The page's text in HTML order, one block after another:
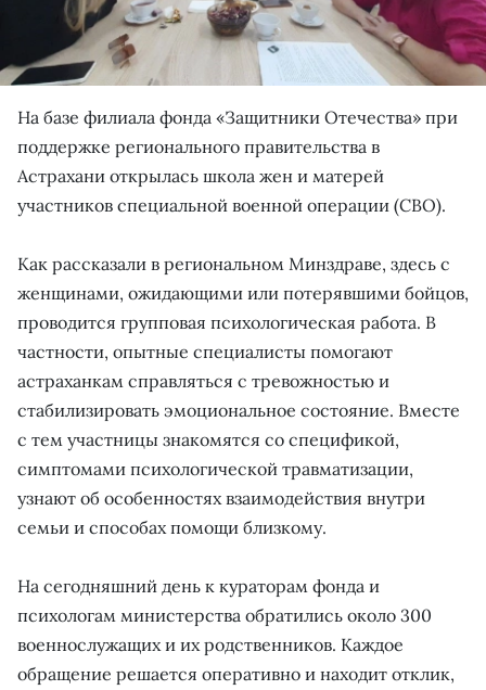
На базе филиала фонда «Защитники Отечества» при
поддержке регионального правительства в
Астрахани открылась школа жен и матерей
участников специальной военной операции (СВО).
Как рассказали в региональном Минздраве, здесь с
женщинами, ожидающими или потерявшими бойцов,
проводится групповая психологическая работа. В
частности, опытные специалисты помогают
астраханкам справляться с тревожностью и
стабилизировать эмоциональное состояние. Вместе
с тем участницы знакомятся со спецификой,
симптомами психологической травматизации,
узнают об особенностях взаимодействия внутри
семьи и способах помощи близкому.
На сегодняшний день к кураторам фонда и
психологам министерства обратились около 300
военнослужащих и их родственников. Каждое
обращение решается оперативно и находит отклик,